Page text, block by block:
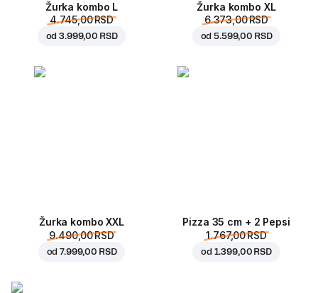
Žurka kombo L
4.745,00 RSD
od3.999,00 RSD
Žurka kombo XL
6.373,00 RSD
od5.599,00 RSD
Žurka kombo XXL
9.490,00 RSD
od7.999,00 RSD
Pizza 35 cm + 2 Pepsi
1.767,00 RSD
od 1.399,00 RSD